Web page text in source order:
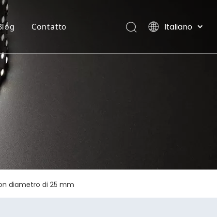
Contatto
Italiano
العربية
diametro di 25 mm